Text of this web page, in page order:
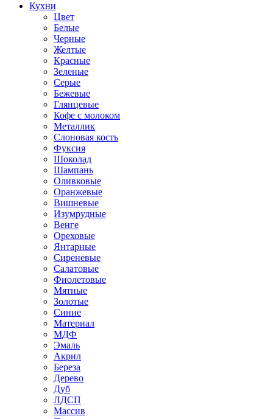
Кухни
Цвет
Белые
Черные
Желтые
Красные
Зеленые
Серые
Бежевые
Глянцевые
Кофе с молоком
Металлик
Слоновая кость
Фуксия
Шоколад
Шампань
Оливковые
Оранжевые
Вишневые
Изумрудные
Венге
Ореховые
Янтарные
Сиреневые
Салатовые
Фиолетовые
Мятные
Золотые
Синие
Материал
МДФ
Эмаль
Акрил
Береза
Дерево
Дуб
ЛДСП
Массив